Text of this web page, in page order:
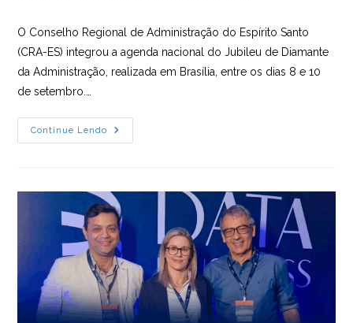
O Conselho Regional de Administração do Espírito Santo
(CRA-ES) integrou a agenda nacional do Jubileu de Diamante
da Administração, realizada em Brasília, entre os dias 8 e 10
de setembro.…
Continue Lendo
Presidente
E
ES
Participam
De
Agenda
Em
Brasília
Pelos
60
Anos
Da
Administração